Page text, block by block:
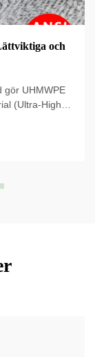
och
gör UHMWPE
(Ultra-High